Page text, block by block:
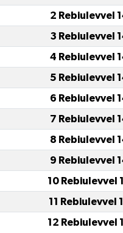
2 Rebiulevvel
3 Rebiulevvel
4 Rebiulevvel
5 Rebiulevvel
6 Rebiulevvel
7 Rebiulevvel
8 Rebiulevvel
9 Rebiulevvel
10 Rebiulevvel
11 Rebiulevvel
12 Rebiulevvel